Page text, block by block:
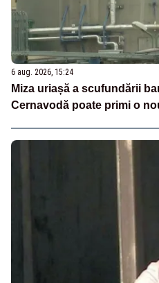
6 aug. 2026, 15:24
Miza uriașă a scufundării
Cernavodă poate primi o